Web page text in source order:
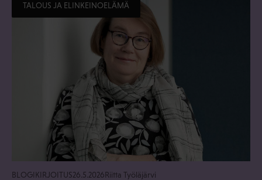
TALOUS JA ELINKEINOELÄMÄ
BLOGIKIRJOITUS26.5.2026Riitta Työläjärvi